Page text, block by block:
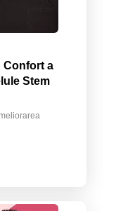
Confort a
Stem